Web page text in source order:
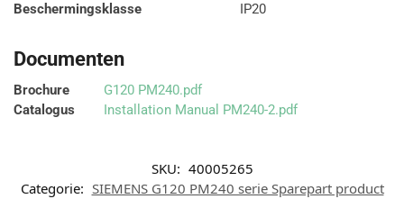
Beschermingsklasse
IP20
Documenten
Brochure
G120 PM240.pdf
Catalogus
Installation Manual PM240-2.pdf
SKU: 40005265
Categorie: SIEMENS G120 PM240 serie Sparepart product